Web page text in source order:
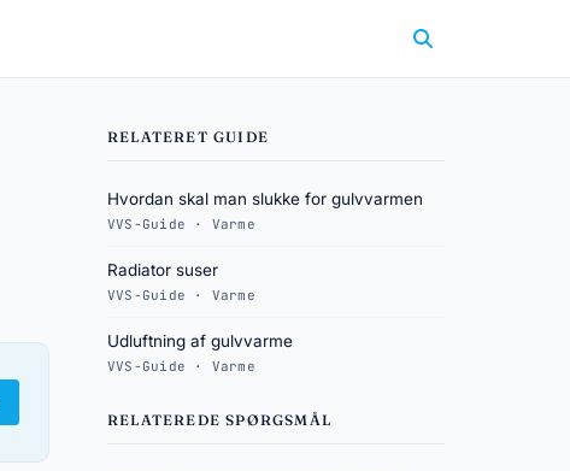
RELATERET GUIDE
Hvordan skal man slukke for gulvvarmen
VVS-Guide · Varme
Radiator suser
VVS-Guide · Varme
Udluftning af gulvvarme
VVS-Guide · Varme
RELATEREDE SPØRGSMÅL